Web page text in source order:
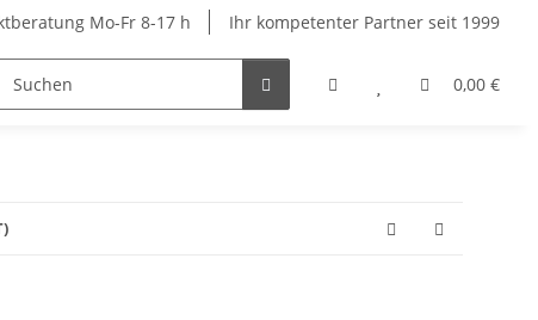
Mo-Fr 8-17 h Ihr kompetenter Partner seit 1999
0,00 €
Spinde Schließfachschränke Kindergarten- und